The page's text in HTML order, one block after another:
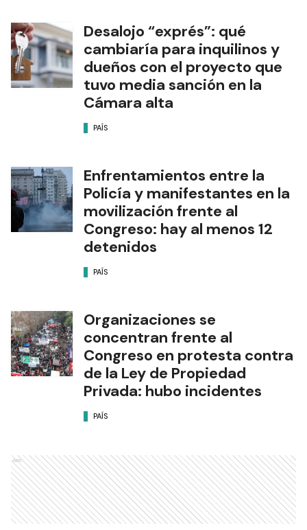
Desalojo “exprés”: qué
cambiaría para inquilinos y
dueños con el proyecto que
tuvo media sanción en la
Cámara alta
PAÍS
Enfrentamientos entre la
Policía y manifestantes en la
movilización frente al
Congreso: hay al menos 12
detenidos
PAÍS
Organizaciones se
concentran frente al
Congreso en protesta contra
de la Ley de Propiedad
Privada: hubo incidentes
PAÍS
Ads